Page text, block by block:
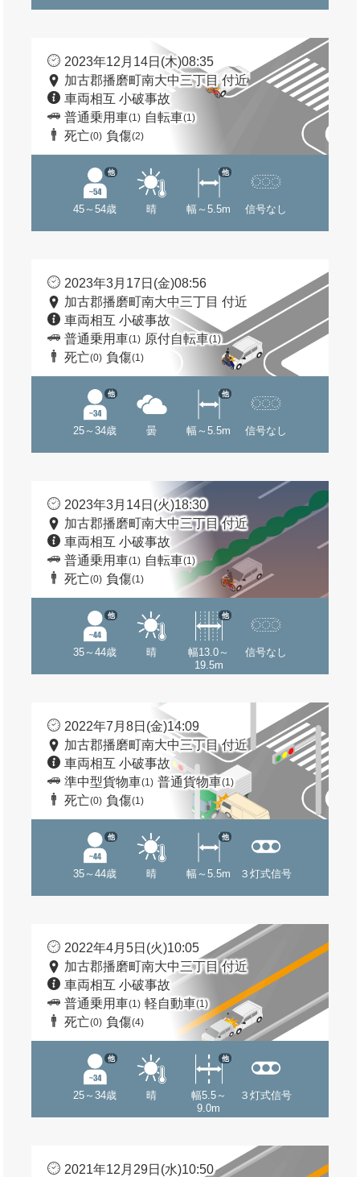
2023年12月14日(木)08:35
加古郡播磨町南大中三丁目 付近
車両相互 小破事故
普通乗用車(1) 自転車(1)
死亡(0) 負傷(2)
45～54歳
他
晴 幅～5.5m
他
信号なし
2023年3月17日(金)08:56
加古郡播磨町南大中三丁目 付近
車両相互 小破事故
普通乗用車(1) 原付自転車(1)
死亡(0) 負傷(1)
25～34歳
他
曇 幅～5.5m
他
信号なし
2023年3月14日(火)18:30
加古郡播磨町南大中三丁目 付近
車両相互 小破事故
普通乗用車(1) 自転車(1)
死亡(0) 負傷(1)
35～44歳
他
晴
幅13.0～
19.5m
他
信号なし
2022年7月8日(金)14:09
加古郡播磨町南大中三丁目 付近
車両相互 小破事故
準中型貨物車(1) 普通貨物車(1)
死亡(0) 負傷(1)
35～44歳
他
晴 幅～5.5m
他
３灯式信号
2022年4月5日(火)10:05
加古郡播磨町南大中三丁目 付近
車両相互 小破事故
普通乗用車(1) 軽自動車(1)
死亡(0) 負傷(4)
25～34歳
他
晴
幅5.5～
9.0m
他
３灯式信号
2021年12月29日(水)10:50